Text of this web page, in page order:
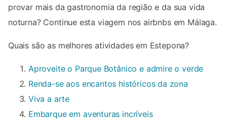
provar mais da gastronomia da região e da sua vida
noturna? Continue esta viagem nos airbnbs em Málaga.
Quais são as melhores atividades em Estepona?
Aproveite o Parque Botânico e admire o verde
Renda-se aos encantos históricos da zona
Viva a arte
Embarque em aventuras incríveis